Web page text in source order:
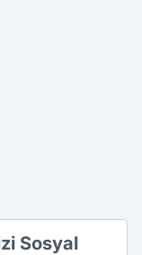
Sosyal